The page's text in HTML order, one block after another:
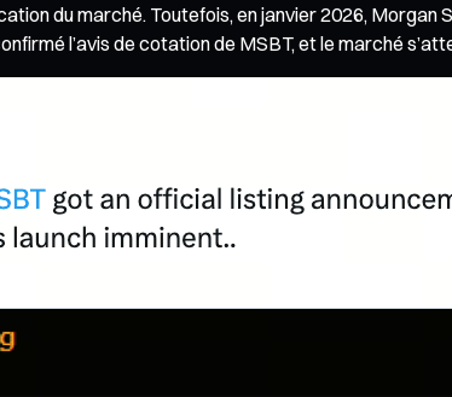
du marché. Toutefois, en janvier 2026,
l’avis de cotation de MSBT, et le marché